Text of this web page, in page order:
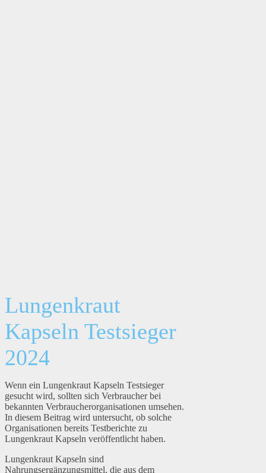
Lungenkraut
Kapseln Testsieger
2024
Wenn ein Lungenkraut Kapseln Testsieger
gesucht wird, sollten sich Verbraucher bei
bekannten Verbraucherorganisationen umsehen.
In diesem Beitrag wird untersucht, ob solche
Organisationen bereits Testberichte zu
Lungenkraut Kapseln veröffentlicht haben.
Lungenkraut Kapseln sind
Nahrungsergänzungsmittel, die aus dem